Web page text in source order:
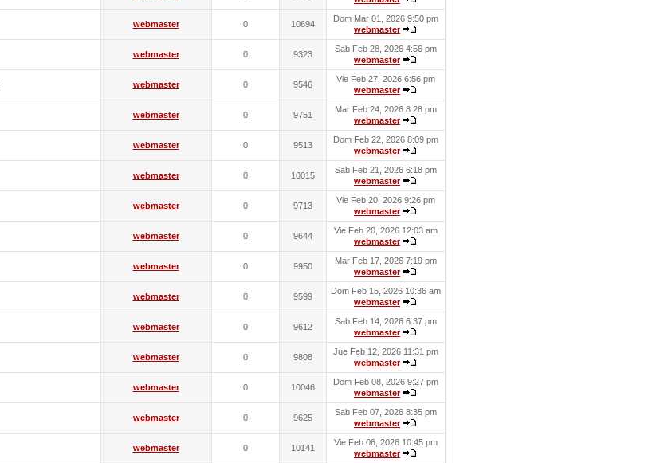
webmaster 0 10694
Dom Mar 01, 2026 9:50 pm
webmaster
webmaster 0 9323
Sab Feb 28, 2026 4:56 pm
webmaster
webmaster 0 9546
Vie Feb 27, 2026 6:56 pm
webmaster
webmaster 0 9751
Mar Feb 24, 2026 8:28 pm
webmaster
webmaster 0 9513
Dom Feb 22, 2026 8:09 pm
webmaster
webmaster 0 10015
Sab Feb 21, 2026 6:18 pm
webmaster
webmaster 0 9713
Vie Feb 20, 2026 9:26 pm
webmaster
webmaster 0 9644
Vie Feb 20, 2026 12:03 am
webmaster
webmaster 0 9950
Mar Feb 17, 2026 7:19 pm
webmaster
webmaster 0 9599
Dom Feb 15, 2026 10:36 am
webmaster
webmaster 0 9612
Sab Feb 14, 2026 6:37 pm
webmaster
webmaster 0 9808
Jue Feb 12, 2026 11:31 pm
webmaster
webmaster 0 10046
Dom Feb 08, 2026 9:27 pm
webmaster
webmaster 0 9625
Sab Feb 07, 2026 8:35 pm
webmaster
webmaster 0 10141
Vie Feb 06, 2026 10:45 pm
webmaster